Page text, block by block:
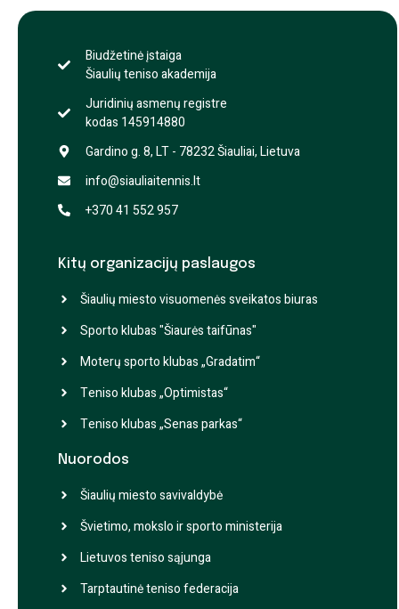
Biudžetinė įstaiga
Šiaulių teniso akademija
Juridinių asmenų registre
kodas 145914880
Gardino g. 8, LT - 78232 Šiauliai, Lietuva
info@siauliaitennis.lt
+370 41 552 957
Kitų organizacijų paslaugos
Šiaulių miesto visuomenės sveikatos biuras
Sporto klubas "Šiaurės taifūnas"
Moterų sporto klubas „Gradatim“
Teniso klubas „Optimistas“
Teniso klubas „Senas parkas“
Nuorodos
Šiaulių miesto savivaldybė
Švietimo, mokslo ir sporto ministerija
Lietuvos teniso sąjunga
Tarptautinė teniso federacija